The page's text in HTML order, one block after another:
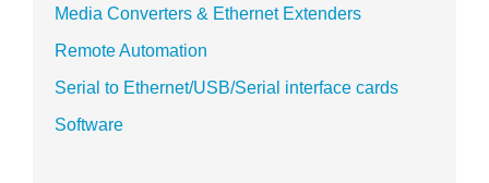
Media Converters & Ethernet Extenders
Remote Automation
Serial to Ethernet/USB/Serial interface cards
Software